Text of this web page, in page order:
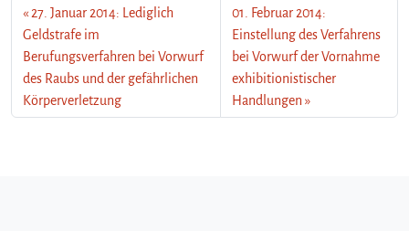
27. Januar 2014: Lediglich
Geldstrafe im
Berufungsverfahren bei Vorwurf
des Raubs und der gefährlichen
Körperverletzung
01. Februar 2014:
Einstellung des Verfahrens
bei Vorwurf der Vornahme
exhibitionistischer
Handlungen